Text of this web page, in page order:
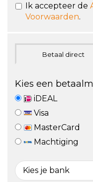
Ik accepteer de
Voorwaarden.
Betaal direct
Kies een
iDEAL
Visa
MasterCard
Machtiging